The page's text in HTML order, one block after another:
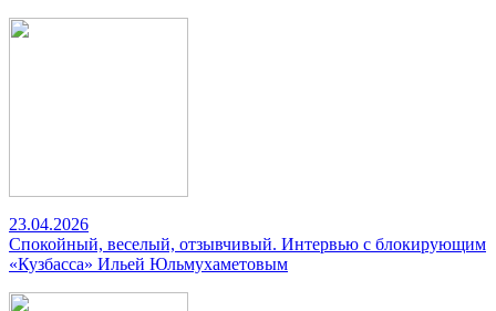
23.04.2026
Спокойный, веселый, отзывчивый. Интервью с блокирующим
«Кузбасса» Ильей Юльмухаметовым